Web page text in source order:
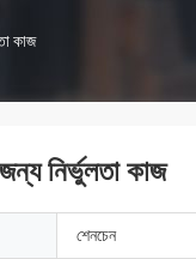
কাজ
নির্ভুলতা কাজ
শেনচেন